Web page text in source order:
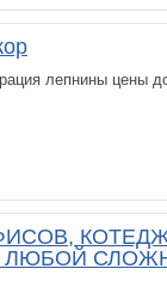
лепнины цены